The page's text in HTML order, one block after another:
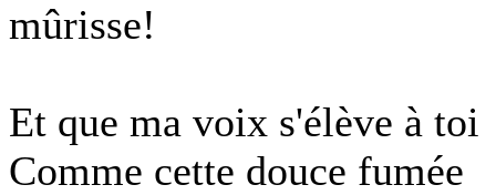
mûrisse!
Et que ma voix s'élève à toi
Comme cette douce fumée